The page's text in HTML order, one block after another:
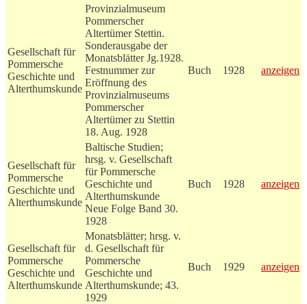
Gesellschaft für
Pommersche
Geschichte und
Alterthumskunde
Provinzialmuseum
Pommerscher
Altertümer Stettin.
Sonderausgabe der
Monatsblätter Jg.1928.
Festnummer zur
Eröffnung des
Provinzialmuseums
Pommerscher
Altertümer zu Stettin
18. Aug. 1928
Buch 1928 anzeigen
Gesellschaft für
Pommersche
Geschichte und
Alterthumskunde
Baltische Studien;
hrsg. v. Gesellschaft
für Pommersche
Geschichte und
Alterthumskunde
Neue Folge Band 30.
1928
Buch 1928 anzeigen
Gesellschaft für
Pommersche
Geschichte und
Alterthumskunde
Monatsblätter; hrsg. v.
d. Gesellschaft für
Pommersche
Geschichte und
Alterthumskunde; 43.
1929
Buch 1929 anzeigen